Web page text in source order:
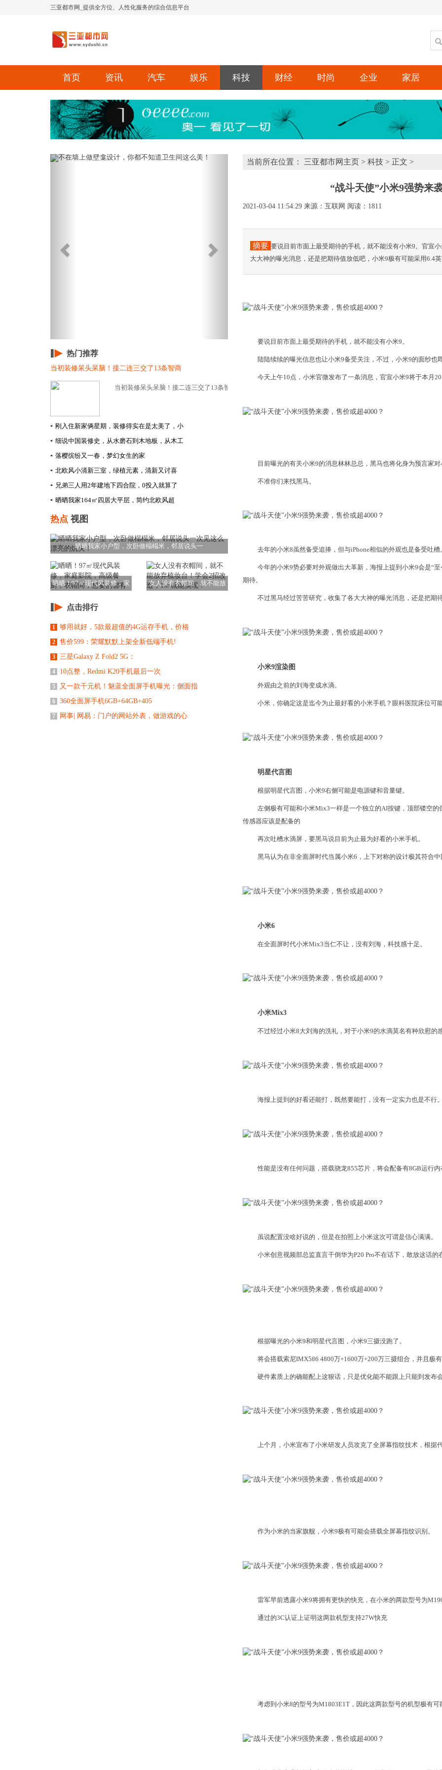
三亚都市网_提供全方位、人性化服务的综合信息平台
首页 资讯 汽车 娱乐 科技 财经 时尚 企业 家居
Previous
热门推荐
当初装修呆头呆脑！接二连三交了13条智商
当初装修呆头呆脑！接二连三交了13条智商税！搁谁谁都气得心火烧很多粉丝在后台...
▪ 刚入住新家俩星期，装修得实在是太美了，小
▪ 细说中国装修史，从水磨石到木地板，从木工
▪ 落樱缤纷又一春，梦幻女生的家
▪ 北欧风小清新三室，绿植元素，清新又讨喜
▪ 兄弟三人用2年建地下四合院，0投入就算了
▪ 晒晒我家164㎡四居大平层，简约北欧风超
热点 视图
晒晒我家小户型，次卧做榻榻米，邻居说头一
晒晒！97㎡现代风装修，家
女人没有衣帽间，就不能放
点击排行
1 够用就好，5款最超值的4G运存手机，价格
2 售价599：荣耀默默上架全新低端手机!
3 三星Galaxy Z Fold2 5G：
4 10点整，Redmi K20手机最后一次
5 又一款千元机！魅蓝全面屏手机曝光：侧面指
6 360全面屏手机6GB+64GB+405
7 网事| 网易：门户的网站外表，做游戏的心
当前所在位置： 三亚都市网主页 > 科技 > 正文 >
“战斗天使”小米9强势来
2021-03-04 11:54:29 来源：互联网 阅读：1811
摘要 要说目前市面上最受期待的手机，就不能没有小米9。官宣
大大神的曝光消息，还是把期待值放低吧，小米9极有可能采用6.4英
要说目前市面上最受期待的手机，就不能没有小米9。
陆陆续续的曝光信息也让小米9备受关注，不过，小米9的面纱也
今天上午10点，小米官微发布了一条消息，官宣小米9将于本月20
目前曝光的有关小米9的消息林林总总，黑马也将化身为预言家对
不准你们来找黑马。
去年的小米8虽然备受追捧，但与iPhone相似的外观也是备受吐槽
今年的小米9势必要对外观做出大革新，海报上提到小米9会是“
期待。
不过黑马经过苦苦研究，收集了各大大神的曝光消息，还是把期
小米9渲染图
外观由之前的刘海变成水滴。
小米，你确定这是迄今为止最好看的小米手机？眼科医院床位可
明星代言图
根据明星代言图，小米9右侧可能是电源键和音量键。
左侧极有可能和小米Mix3一样是一个独立的AI按键，顶部镂空
传感器应该是配备的
再次吐槽水滴屏，要黑马说目前为止最为好看的小米手机。
黑马认为在非全面屏时代当属小米6，上下对称的设计极其符合中
小米6
在全面屏时代小米Mix3当仁不让，没有刘海，科技感十足。
小米Mix3
不过经过小米8大刘海的洗礼，对于小米9的水滴莫名有种欣慰的感
海报上提到的好看还能打，既然要能打，没有一定实力也是不行。
性能是没有任何问题，搭载骁龙855芯片，将会配备有8GB运行
虽说配置没啥好说的，但是在拍照上小米这次可谓是信心满满。
小米创意视频部总监直言干倒华为P20 Pro不在话下，敢放这话的
根据曝光的小米9和明星代言图，小米9三摄没跑了。
将会搭载索尼IMX586 4800万+1600万+200万三摄组合，并且极有
硬件素质上的确能配上这狠话，只是优化能不能跟上只能到发布
上个月，小米宣布了小米研发人员攻克了全屏幕指纹技术，根据
作为小米的当家旗舰，小米9极有可能会搭载全屏幕指纹识别。
雷军早前透露小米9将拥有更快的快充，在小米的两款型号为
通过的3C认证上证明这两款机型支持27W快充
考虑到小米8的型号为M1803E1T，因此这两款型号的机型极有可